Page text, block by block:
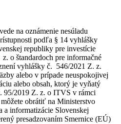
na oznámenie nesúladu
podľa § 14 vyhlášky
republiky pre investície
o štandardoch pre informačné
vyhlášky č. 546/2021 Z. z.
alebo v prípade neuspokojivej
alebo obsah, ktorý je vyňatý
95/2019 Z. z. o ITVS v rámci
obrátiť na Ministerstvo
a informatizácie Slovenskej
presadzovaním Smernice (EÚ)